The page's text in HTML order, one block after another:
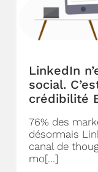
LinkedIn
social.
crédibilité
76% des
désormais
canal de
mo[...]